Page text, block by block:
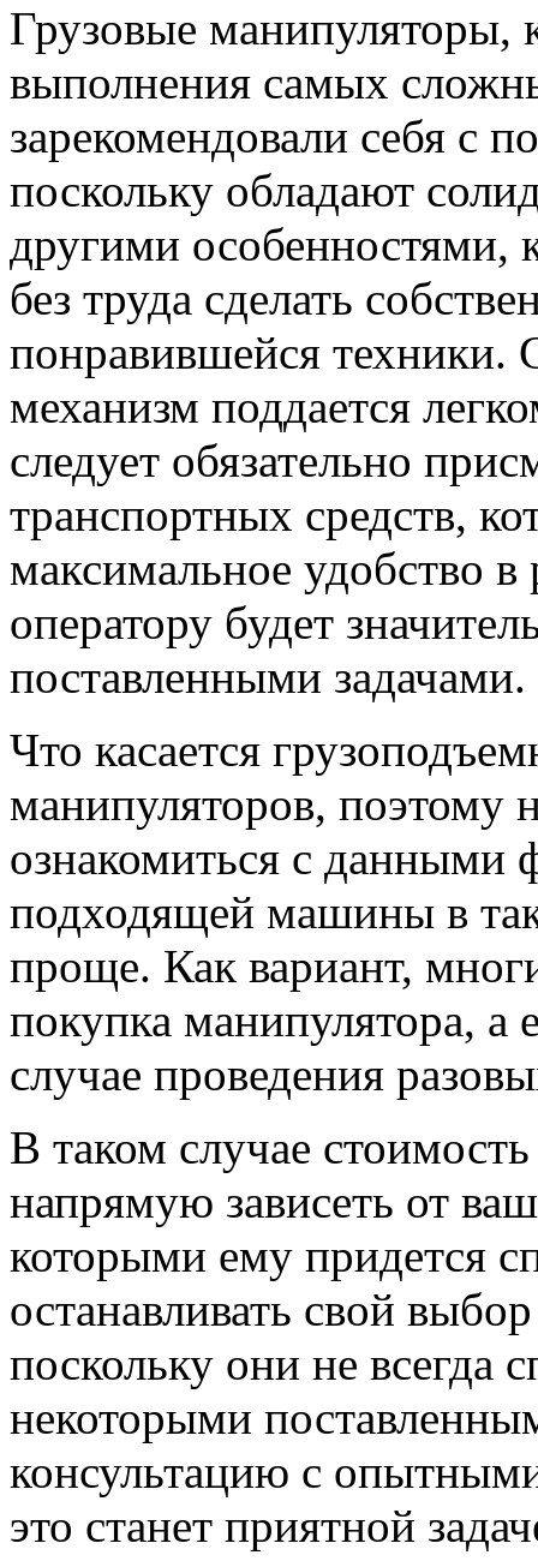
Грузовые манипуляторы,
выполнения самых
зарекомендовали себя с
поскольку обладают
другими особенностями,
без труда сделать
понравившейся техники.
механизм поддается
следует обязательно
транспортных средств,
максимальное удобство в
оператору будет
поставленными задачами.
Что касается
манипуляторов, поэтому
ознакомиться с данными
подходящей машины в
проще. Как вариант,
покупка манипулятора, а
случае проведения
В таком случае
напрямую зависеть от
которыми ему придется
останавливать свой
поскольку они не всегда
некоторыми
консультацию с
это станет приятной